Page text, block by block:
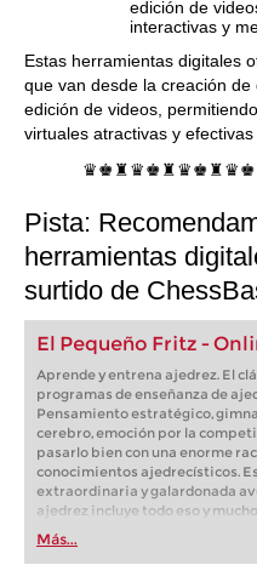
edición de
interactivas y
Estas herramientas digitales
que van desde la creación
edición de videos,
virtuales atractivas y
Pista:
herramientas
surtido de
El Pequeño Fritz -
Aprende y entrena ajedrez. El
programas de enseñanza de
Pensamiento estratégico,
cerebro, emoción por la
pasarlo bien con una enorme
conocimientos ajedrecísticos.
extraordinaria y galardonada
ajedrez incluye todo eso y mucho
Más...